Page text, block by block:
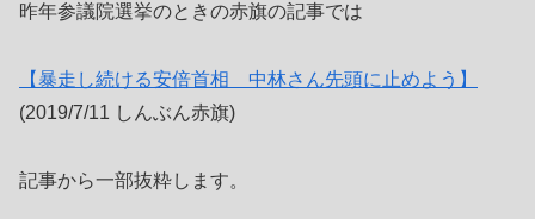
昨年参議院選挙のときの赤旗の記事では
【暴走し続ける安倍首相 中林さん先頭に止めよう】
(2019/7/11 しんぶん赤旗)
記事から一部抜粋します。